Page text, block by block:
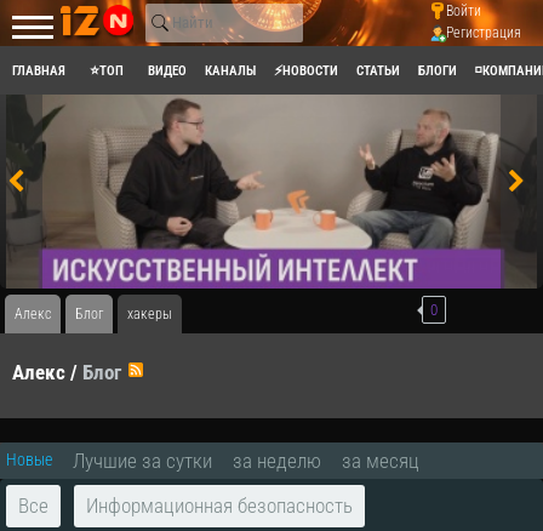
Войти
Регистрация
ГЛАВНАЯ ⭐ТОП ВИДЕО КАНАЛЫ ⚡НОВОСТИ СТАТЬИ БЛОГИ
Алекс Блог хакеры 0
Алекс / Блог
Новые Лучшие за сутки за неделю
за месяц
Все
Информационная безопасность